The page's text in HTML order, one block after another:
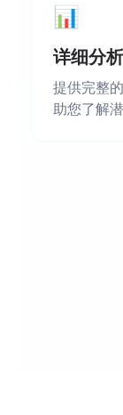
📊
详细分
提供完整
助您了解